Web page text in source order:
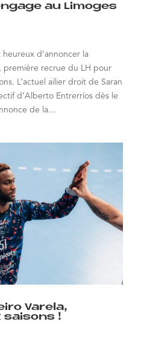
au Limoges
d’annoncer la
première recrue du LH pour
L’actuel ailier droit de Saran
d’Alberto Entrerríos dès le
de la...
Varela,
saisons !